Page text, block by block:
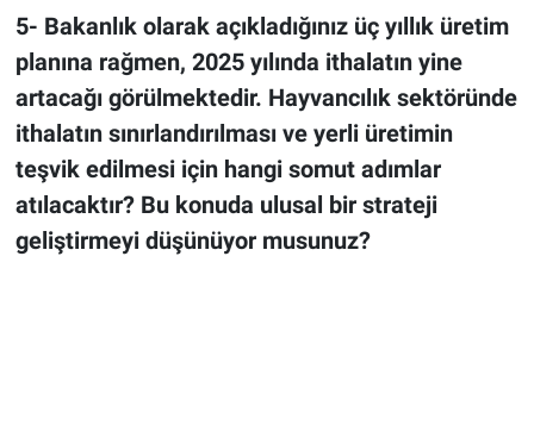
5- Bakanlık olarak açıkladığınız üç yıllık üretim
planına rağmen, 2025 yılında ithalatın yine
artacağı görülmektedir. Hayvancılık sektöründe
ithalatın sınırlandırılması ve yerli üretimin
teşvik edilmesi için hangi somut adımlar
atılacaktır? Bu konuda ulusal bir strateji
geliştirmeyi düşünüyor musunuz?